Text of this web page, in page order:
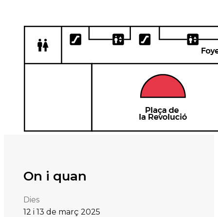
On i quan
Dies
12 i 13 de març 2025